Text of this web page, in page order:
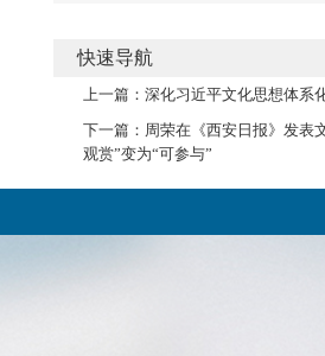
快速导航
上一篇： 深化习近平文化思想体系
下一篇： 周荣在《西安日报》发表
观赏”变为“可参与”